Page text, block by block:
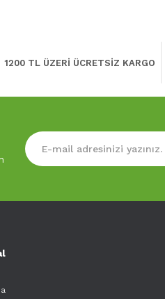
1200 TL ÜZERİ ÜCRETSİZ KARGO